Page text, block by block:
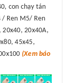
con chạy tán
Ren M5/ Ren
20x40, 20x40A,
45x45,
(Xem báo